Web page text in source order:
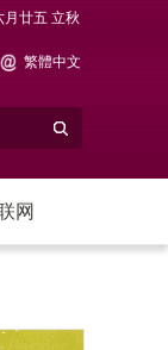
廿五 立秋
繁體中文
网